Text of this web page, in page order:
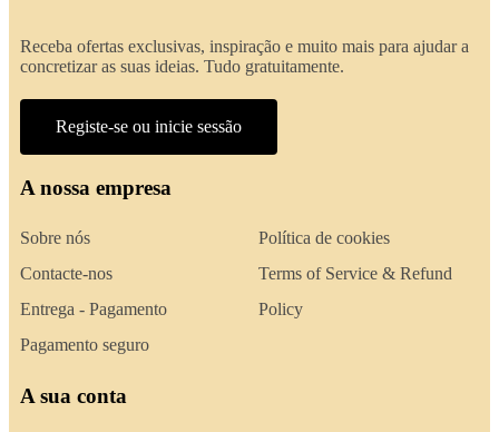
Receba ofertas exclusivas, inspiração e muito mais para ajudar a
concretizar as suas ideias. Tudo gratuitamente.
Registe-se ou inicie sessão
A nossa empresa
Sobre nós
Contacte-nos
Entrega - Pagamento
Pagamento seguro
Política de cookies
Terms of Service & Refund
Policy
A sua conta